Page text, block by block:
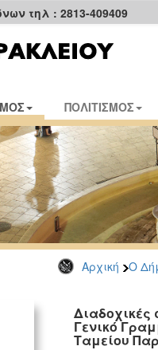
τηλ : 2813-409409
ΠΟΛΙΤΙΣΜΟΣ
Αρχική Ο
Γενικό
Ταμείου